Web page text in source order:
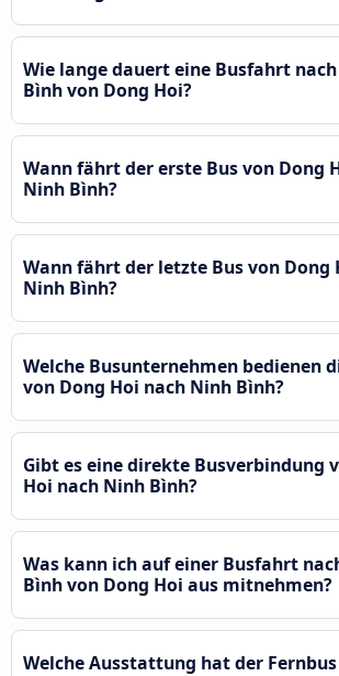
Wie lange dauert eine Busfahrt
Bình von Dong Hoi?
Wann fährt der erste Bus von Dong
Ninh Bình?
Wann fährt der letzte Bus von Dong
Ninh Bình?
Welche Busunternehmen bedienen
von Dong Hoi nach Ninh Bình?
Gibt es eine direkte Busverbindung
Hoi nach Ninh Bình?
Was kann ich auf einer Busfahrt
Bình von Dong Hoi aus mitnehmen?
Welche Ausstattung hat der